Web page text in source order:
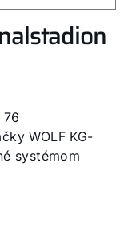
WOLF KG-
systémom